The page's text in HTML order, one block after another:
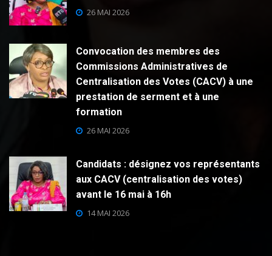
26 MAI 2026
Convocation des membres des
Commissions Administratives de
Centralisation des Votes (CACV) à une
prestation de serment et à une
formation
26 MAI 2026
Candidats : désignez vos représentants
aux CACV (centralisation des votes)
avant le 16 mai à 16h
14 MAI 2026